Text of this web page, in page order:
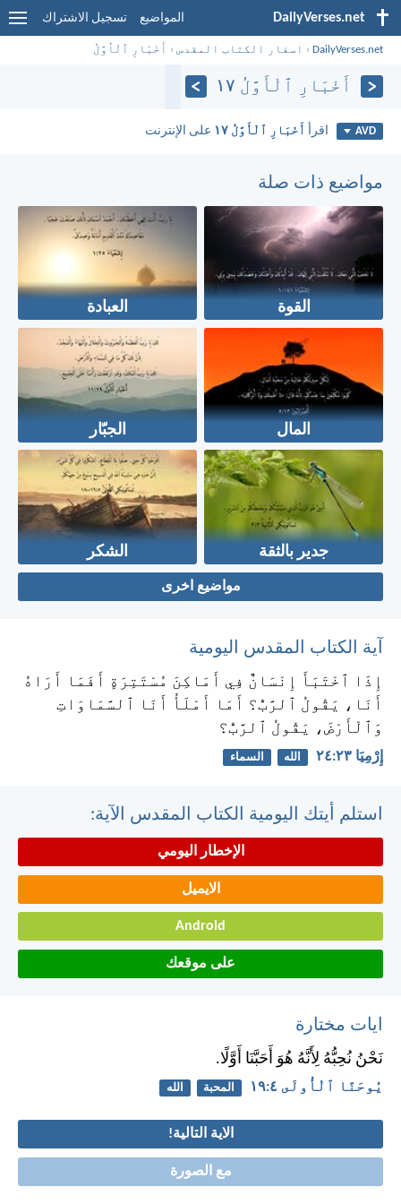
DailyVerses.net المواضيع تسجيل الاشتراك
DailyVerses.net
› اسفار الكتاب المقدس › أَخْبَارِ ٱلْأَوَّلُ
أَخْبَارِ ٱلْأَوَّلُ ١٧
AVD اقرأ أَخْبَارِ ٱلْأَوَّلُ ١٧ على الإنترنت
مواضيع ذات صلة
القوة العبادة
المال الجبّار
جدير بالثقة الشكر
مواضيع اخرى
آية الكتاب المقدس اليومية
إِذَا ٱخْتَبَأَ إِنْسَانٌ فِي أَمَاكِنَ مُسْتَتِرَةٍ أَفَمَا أَرَاهُ
أَنَا، يَقُولُ ٱلرَّبُّ؟ أَمَا أَمْلَأُ أَنَا ٱلسَّمَاوَاتِ
وَٱلْأَرْضَ، يَقُولُ ٱلرَّبُّ؟
إِرْمِيَا ٢٣:‏٢٤ الله السماء
استلم أيتك اليومية الكتاب المقدس الآية:
الإخطار اليومي
الايميل
Android
على موقعك
ايات مختارة
نَحْنُ نُحِبُّهُ لِأَنَّهُ هُوَ أَحَبَّنَا أَوَّلًا.
يُوحَنَّا ٱلْأُولَى ٤:‏١٩ المحبة الله
الاية التالية!
مع الصورة